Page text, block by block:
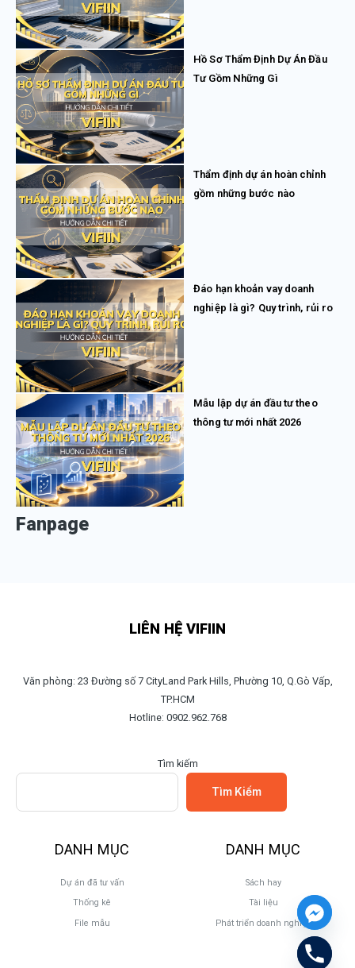
Hồ Sơ Thẩm Định Dự Án Đầu
Tư Gồm Những Gì
Thẩm định dự án hoàn chỉnh
gồm những bước nào
Đáo hạn khoản vay doanh
nghiệp là gì? Quy trình, rủi ro
Mẫu lập dự án đầu tư theo
thông tư mới nhất 2026
Fanpage
LIÊN HỆ VIFIIN
Văn phòng: 23 Đường số 7 CityLand Park Hills, Phường 10, Q.Gò Vấp,
TP.HCM
Hotline: 0902.962.768
Tìm kiếm
Tìm Kiếm
DANH MỤC
Dự án đã tư vấn
Thống kê
File mẫu
DANH MỤC
Sách hay
Tài liệu
Phát triển doanh nghiệp